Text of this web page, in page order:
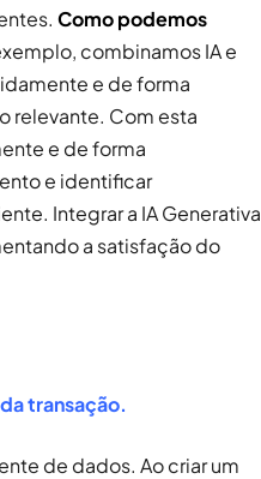
Como podemos
combinamos IA e
e de forma
relevante. Com esta
e de forma
e identificar
Integrar a IA Generativa
a satisfação do
transação.
de dados. Ao criar um